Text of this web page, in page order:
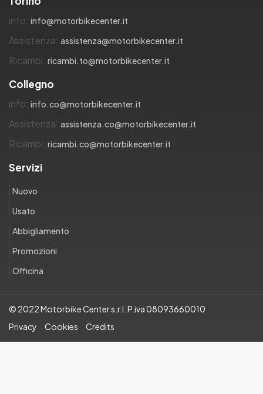
info: info@motorbikecenter.it
Assistenza: assistenza@motorbikecenter.it
Ricambi: ricambi.to@motorbikecenter.it
Collegno
info: info.co@motorbikecenter.it
Assistenza: assistenza.co@motorbikecenter.it
Ricambi: ricambi.co@motorbikecenter.it
Servizi
Nuovo
Usato
Abbigliamento
Promozioni
Officina
© 2022 Motorbike Center s.r.l. P.iva 08093660010
Privacy
Cookies Credits